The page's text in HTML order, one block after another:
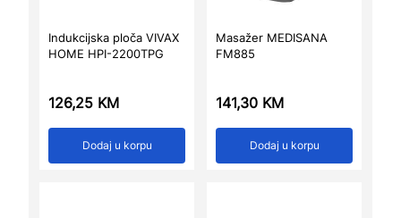
Indukcijska ploča VIVAX
HOME HPI-2200TPG
126,25 KM
Dodaj u korpu
Masažer MEDISANA
FM885
141,30 KM
Dodaj u korpu